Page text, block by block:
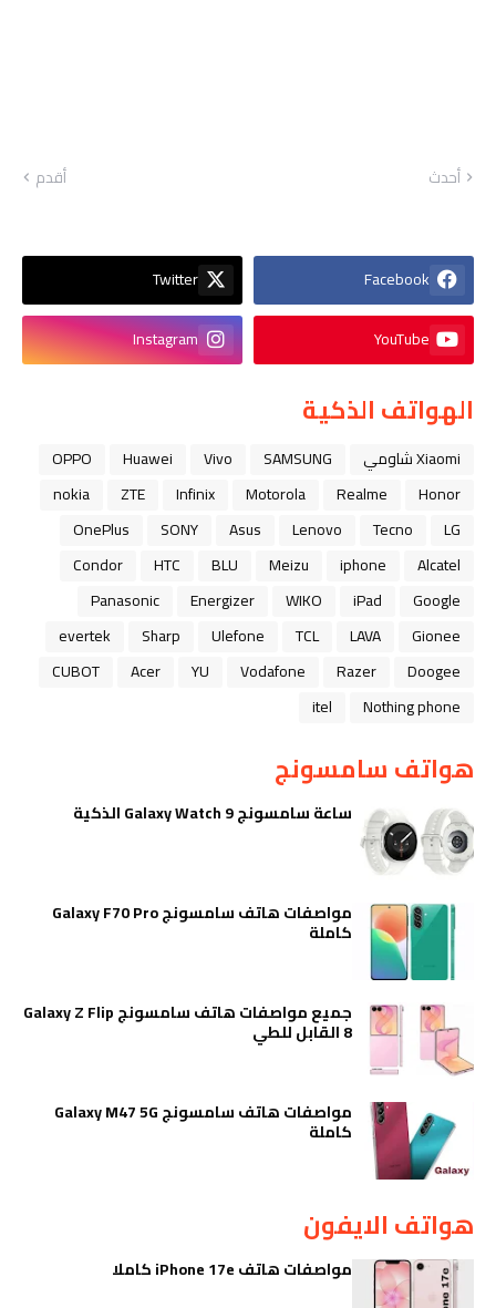
أحدث أقدم
Facebook
Twitter
YouTube
Instagram
الهواتف الذكية
Xiaomi شاومي SAMSUNG
Vivo
Huawei
OPPO
Honor
Realme
Motorola
Infinix
ZTE
nokia
LG
Tecno
Lenovo
Asus
SONY
OnePlus
Alcatel
iphone
Meizu
BLU
HTC
Condor
Google
iPad
WIKO
Energizer
Panasonic
Gionee
LAVA
TCL
Ulefone
Sharp
evertek
Doogee
Razer
Vodafone
YU
Acer
CUBOT
Nothing phone
itel
هواتف سامسونج
ساعة سامسونج Galaxy Watch 9 الذكية
مواصفات هاتف سامسونج Galaxy F70 Pro
كاملة
جميع مواصفات هاتف سامسونج Galaxy Z Flip
8 القابل للطي
مواصفات هاتف سامسونج Galaxy M47 5G
كاملة
هواتف الايفون
مواصفات هاتف iPhone 17e كاملا